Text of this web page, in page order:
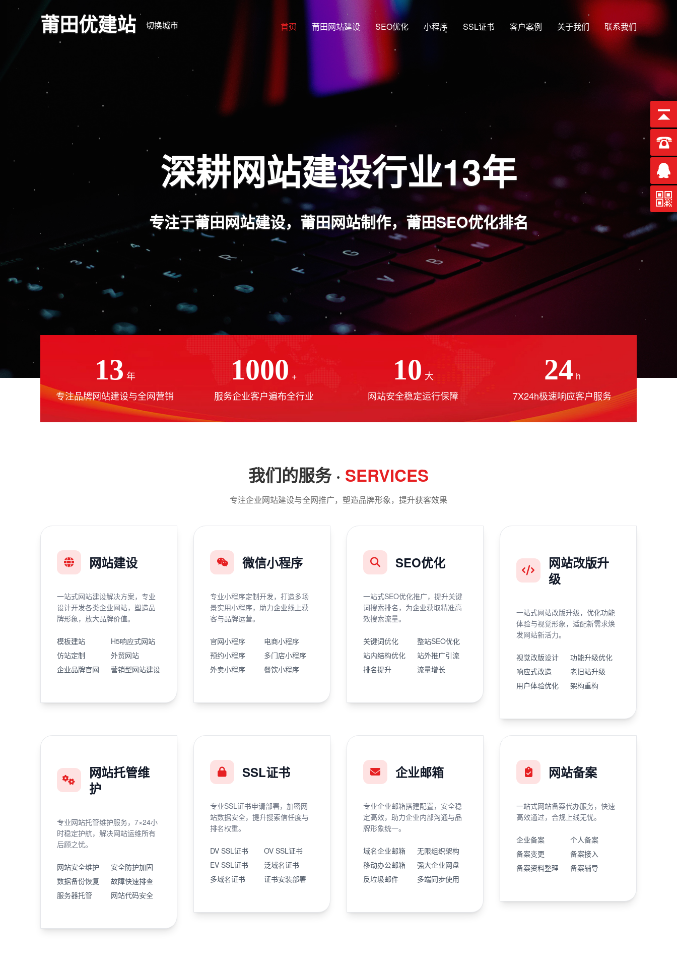
莆田优建站 切换城市 首页 莆田网站建设 SEO优化 小程序 SSL证书 客户案例 关于我们 联系我们
全网覆盖 多端合一
响应式网站架构，兼容PC端、手机端、平板端、微信端
13 年
专注品牌网站建设与全网营销
1000 +
服务企业客户遍布全行业
10 大
网站安全稳定运行保障
24 h
7X24h极速响应客户服务
我们的服务 · SERVICES
专注企业网站建设与全网推广，塑造品牌形象，提升获客效果
网站建设
一站式网站建设解决方案，专业
设计开发各类企业网站，塑造品
牌形象，放大品牌价值。
模板建站
H5响应式网站
仿站定制
外贸网站
企业品牌官网
营销型网站建设
微信小程序
专业小程序定制开发，打造多场
景实用小程序，助力企业线上获
客与品牌运营。
官网小程序
电商小程序
预约小程序
多门店小程序
外卖小程序
餐饮小程序
SEO优化
一站式SEO优化推广，提升关键
词搜索排名，为企业获取精准高
效搜索流量。
关键词优化
整站SEO优化
站内结构优化
站外推广引流
排名提升
流量增长
网站改版升
级
一站式网站改版升级，优化功能
体验与视觉形象，适配新需求焕
发网站新活力。
视觉改版设计
功能升级优化
响应式改造
老旧站升级
用户体验优化
架构重构
网站托管维
护
专业网站托管维护服务，7×24小
时稳定护航，解决网站运维所有
后顾之忧。
网站安全维护
安全防护加固
数据备份恢复
故障快速排查
服务器托管
网站代码安全
SSL证书
专业SSL证书申请部署，加密网
站数据安全，提升搜索信任度与
排名权重。
DV SSL证书
OV SSL证书
EV SSL证书
泛域名证书
多域名证书
证书安装部署
企业邮箱
专业企业邮箱搭建配置，安全稳
定高效，助力企业内部沟通与品
牌形象统一。
域名企业邮箱
无限组织架构
移动办公邮箱
强大企业网盘
反垃圾邮件
多端同步使用
网站备案
一站式网站备案代办服务，快速
高效通过，合规上线无忧。
企业备案
个人备案
备案变更
备案接入
备案资料整理
备案辅导